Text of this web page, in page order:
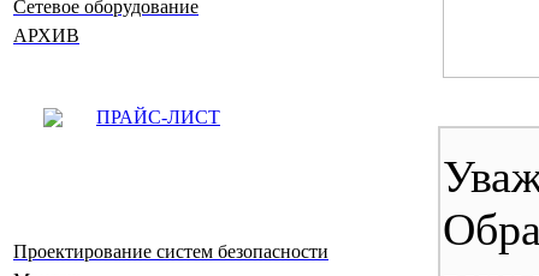
Сетевое оборудование
АРХИВ
ПРАЙС-ЛИСТ
Проектирование систем безопасности